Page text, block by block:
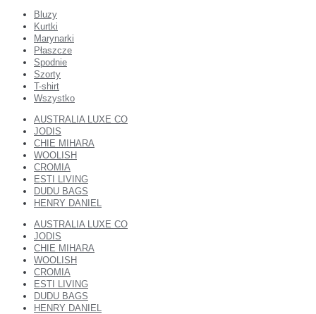
Bluzy
Kurtki
Marynarki
Płaszcze
Spodnie
Szorty
T-shirt
Wszystko
AUSTRALIA LUXE CO
JODIS
CHIE MIHARA
WOOLISH
CROMIA
ESTI LIVING
DUDU BAGS
HENRY DANIEL
AUSTRALIA LUXE CO
JODIS
CHIE MIHARA
WOOLISH
CROMIA
ESTI LIVING
DUDU BAGS
HENRY DANIEL